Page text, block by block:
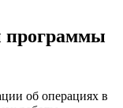
программы
об операциях в